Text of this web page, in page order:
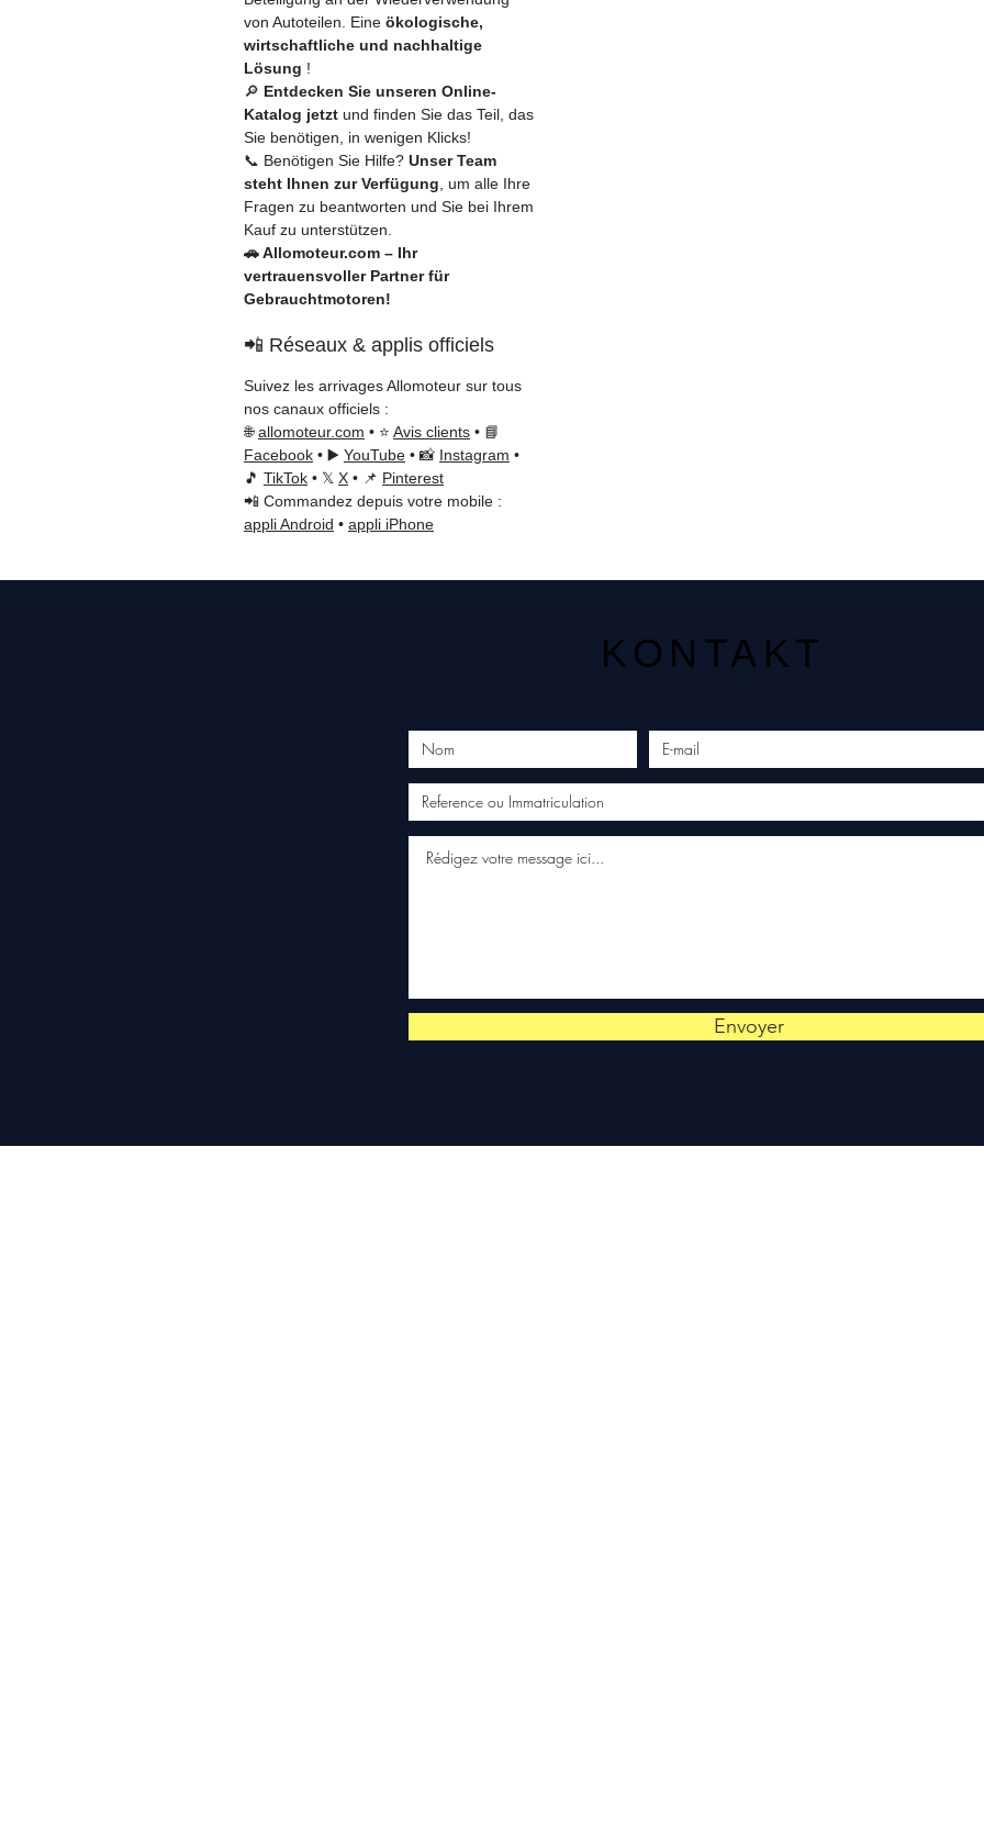
von Autoteilen. Eine ökologische,
wirtschaftliche und nachhaltige
Lösung !
🔎 Entdecken Sie unseren Online-
Katalog jetzt und finden Sie das Teil, das
Sie benötigen, in wenigen Klicks!
📞 Benötigen Sie Hilfe? Unser Team
steht Ihnen zur Verfügung , um alle Ihre
Fragen zu beantworten und Sie bei Ihrem
Kauf zu unterstützen.
🚗 Allomoteur.com – Ihr
vertrauensvoller Partner für
Gebrauchtmotoren!
📲 Réseaux & applis officiels
Suivez les arrivages Allomoteur sur tous
nos canaux officiels :
🌐allomoteur.com • ⭐ Avis clients • 📘
Facebook • ▶️ YouTube • 📸 Instagram •
🎵 TikTok • 𝕏 X • 📌 Pinterest
📲 Commandez depuis votre mobile :
appli Android • appli iPhone
KONTAKT
Envoyer